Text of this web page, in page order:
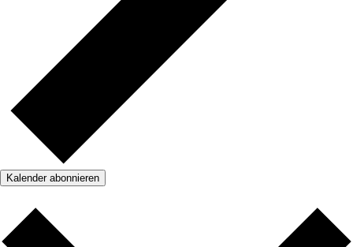
Kalender abonnieren